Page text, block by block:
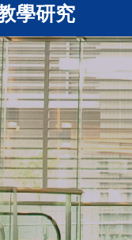
學研究